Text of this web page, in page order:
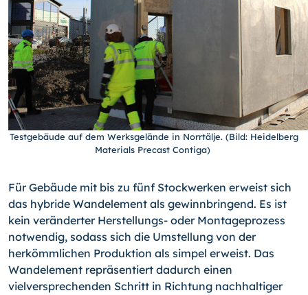
Testgebäude auf dem Werksgelände in Norrtälje. (Bild: Heidelberg
Materials Precast Contiga)
Für Gebäude mit bis zu fünf Stockwerken erweist sich
das hybride Wandelement als gewinnbringend. Es ist
kein veränderter Herstellungs- oder Montageprozess
notwendig, sodass sich die Umstellung von der
herkömmlichen Produktion als simpel erweist. Das
Wandelement repräsentiert dadurch einen
vielversprechenden Schritt in Richtung nachhaltiger